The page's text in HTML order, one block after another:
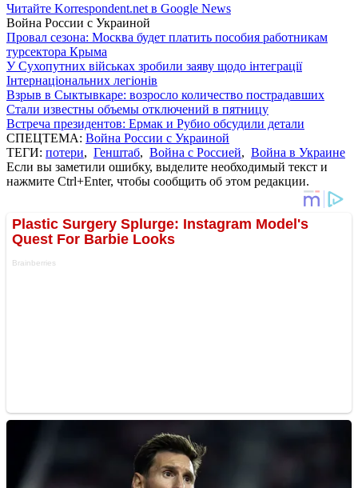
Читайте Korrespondent.net в Google News
Война России с Украиной
Провал сезона: Москва будет платить пособия работникам
турсектора Крыма
У Сухопутних військах зробили заяву щодо інтеграції
Інтернаціональних легіонів
Взрыв в Сыктывкаре: возросло количество пострадавших
Стали известны объемы отключений в пятницу
Встреча президентов: Ермак и Рубио обсудили детали
СПЕЦТЕМА: Война России с Украиной
ТЕГИ: потери, Генштаб, Война с Россией, Война в Украине
Если вы заметили ошибку, выделите необходимый текст и
нажмите Ctrl+Enter, чтобы сообщить об этом редакции.